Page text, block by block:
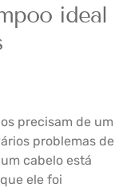
ideal
precisam de um
problemas de
cabelo está
ele foi